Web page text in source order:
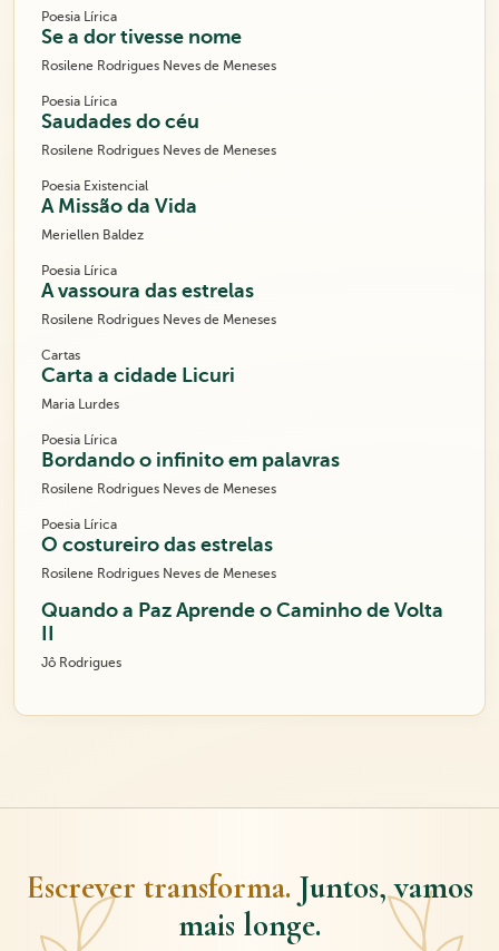
Poesia Lírica
Se a dor tivesse nome
Rosilene Rodrigues Neves de Meneses
Poesia Lírica
Saudades do céu
Rosilene Rodrigues Neves de Meneses
Poesia Existencial
A Missão da Vida
Meriellen Baldez
Poesia Lírica
A vassoura das estrelas
Rosilene Rodrigues Neves de Meneses
Cartas
Carta a cidade Licuri
Maria Lurdes
Poesia Lírica
Bordando o infinito em palavras
Rosilene Rodrigues Neves de Meneses
Poesia Lírica
O costureiro das estrelas
Rosilene Rodrigues Neves de Meneses
Quando a Paz Aprende o Caminho de Volta
Jô Rodrigues
Escrever transforma. Juntos, vamos
mais longe.